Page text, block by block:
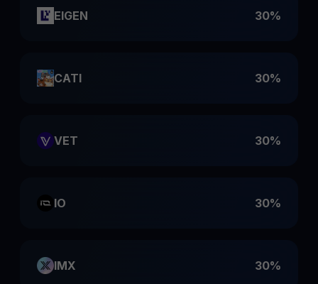
EIGEN 30%
CATI 30%
VET 30%
IO 30%
IMX 30%